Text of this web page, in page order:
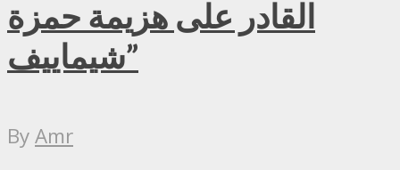
القادر على هزيمة حمزة
شيماييف”
ByAmr